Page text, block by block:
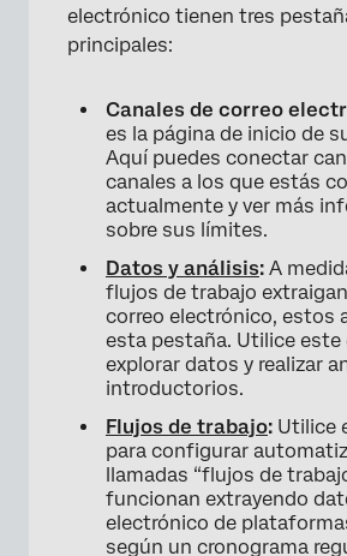
electrónico tienen tres
principales:
Canales de correo
es la página de inicio de
Aquí puedes conectar
canales a los que estás
actualmente y ver más
sobre sus límites.
Datos y análisis: A
flujos de trabajo
correo electrónico, estos
esta pestaña. Utilice este
explorar datos y realizar
introductorios.
Flujos de trabajo: Utilice
para configurar
llamadas “flujos de
funcionan extrayendo
electrónico de
según un cronograma